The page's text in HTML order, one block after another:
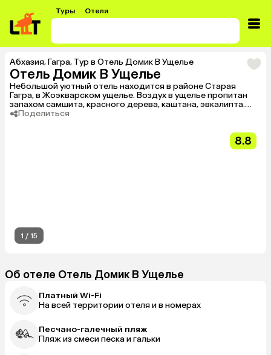
Туры Отели
Абхазия,Гагра, Тур в Отель Домик В Ущелье
Отель Домик В Ущелье
Небольшой уютный отель находится в районе Старая
Гагра, в Жоэкварском ущелье. Воздух в ущелье пропитан
запахом самшита, красного дерева, каштана, эвкалипта.
Здесь легко можно насладиться нетронутой природой и
любителей природы и спокойного уединенного отдыха.
Поделиться
8.8
1 / 15
Об отеле Отель Домик В Ущелье
Платный Wi-Fi
На всей территории отеля и в номерах
Песчано-галечный пляж
Пляж из смеси песка и гальки